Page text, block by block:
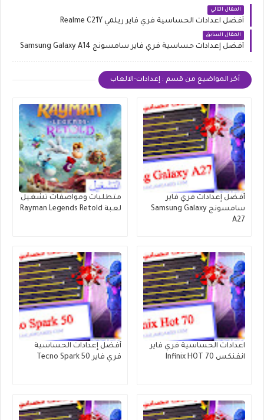
المقال التالي
أفضل اعدادات الحساسية فري فاير ريلمي Realme C21Y
المقال السابق
أفضل إعدادات حساسية فري فاير سامسونج Samsung Galaxy A14
أخر المواضيع من قسم : إعدادات-الالعاب
أفضل إعدادات فري فاير
سامسونج Samsung Galaxy
A27
متطلبات ومواصفات تشغيل
لعبة Rayman Legends Retold
اعدادات الحساسية فري فاير
انفنكس Infinix HOT 70
أفضل إعدادات الحساسية
فري فاير Tecno Spark 50